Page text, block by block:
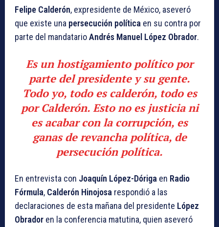
Felipe Calderón, expresidente de México, aseveró
que existe una persecución política en su contra por
parte del mandatarioAndrés Manuel López Obrador.
Es un hostigamiento político por
parte del presidente y su gente.
Todo yo, todo es calderón, todo es
por Calderón. Esto no es justicia ni
es acabar con la corrupción, es
ganas de revancha política, de
persecución política.
En entrevista con Joaquín López-Dóriga en Radio
Fórmula, Calderón Hinojosa respondió a las
declaraciones de esta mañana del presidente López
Obrador en la conferencia matutina, quien aseveró